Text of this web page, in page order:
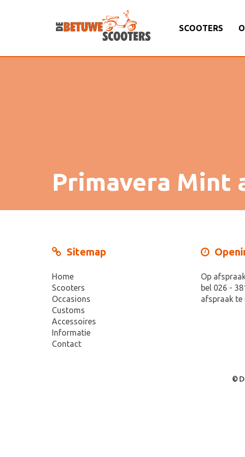
SCOOTERS
Primavera Mint
Sitemap
Home
Scooters
Occasions
Customs
Accessoires
Informatie
Contact
Op
bel 026 -
afspraak te
©